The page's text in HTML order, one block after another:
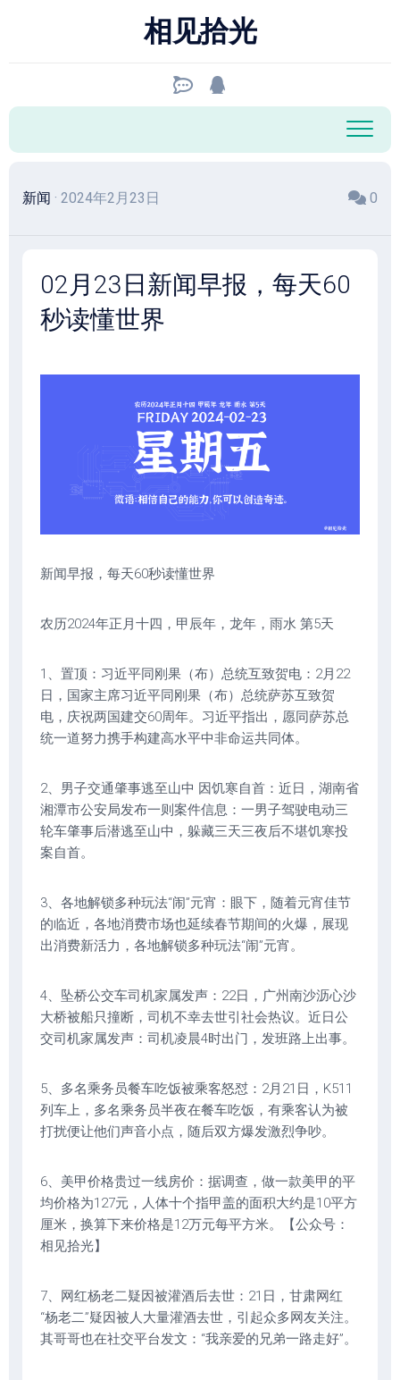
相见拾光
新闻 · 2024年2月23日 0
02月23日新闻早报，每天60
秒读懂世界
新闻早报，每天60秒读懂世界
农历2024年正月十四，甲辰年，龙年，雨水 第5天
1、置顶：习近平同刚果（布）总统互致贺电：2月22
日，国家主席习近平同刚果（布）总统萨苏互致贺
电，庆祝两国建交60周年。习近平指出，愿同萨苏总
统一道努力携手构建高水平中非命运共同体。
2、男子交通肇事逃至山中 因饥寒自首：近日，湖南省
湘潭市公安局发布一则案件信息：一男子驾驶电动三
轮车肇事后潜逃至山中，躲藏三天三夜后不堪饥寒投
案自首。
3、各地解锁多种玩法“闹”元宵：眼下，随着元宵佳节
的临近，各地消费市场也延续春节期间的火爆，展现
出消费新活力，各地解锁多种玩法“闹”元宵。
4、坠桥公交车司机家属发声：22日，广州南沙沥心沙
大桥被船只撞断，司机不幸去世引社会热议。近日公
交司机家属发声：司机凌晨4时出门，发班路上出事。
5、多名乘务员餐车吃饭被乘客怒怼：2月21日，K511
列车上，多名乘务员半夜在餐车吃饭，有乘客认为被
打扰便让他们声音小点，随后双方爆发激烈争吵。
6、美甲价格贵过一线房价：据调查，做一款美甲的平
均价格为127元，人体十个指甲盖的面积大约是10平方
厘米，换算下来价格是12万元每平方米。【公众号：
相见拾光】
7、网红杨老二疑因被灌酒后去世：21日，甘肃网红
“杨老二”疑因被人大量灌酒去世，引起众多网友关注。
其哥哥也在社交平台发文：“我亲爱的兄弟一路走好”。